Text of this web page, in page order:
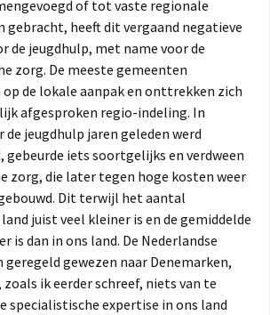
of tot vaste regionale
gebracht, heeft dit vergaand negatieve
de jeugdhulp, met name voor de
zorg. De meeste gemeenten
de lokale aanpak en onttrekken zich
afgesproken regio-indeling. In
de jeugdhulp jaren geleden werd
gebeurde iets soortgelijks en verdween
zorg, die later tegen hoge kosten weer
Dit terwijl het aantal
juist veel kleiner is en de gemiddelde
is dan in ons land. De Nederlandse
geregeld gewezen naar Denemarken,
ik eerder schreef, niets van te
specialistische expertise in ons land